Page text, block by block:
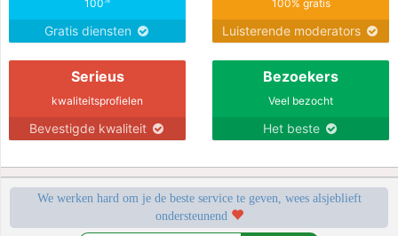
100
Gratis diensten
100% gratis
Luisterende moderators
Serieus
kwaliteitsprofielen
Bevestigde kwaliteit
Bezoekers
Veel bezocht
Het beste
We werken hard om je de beste service te geven, wees alsjeblieft
ondersteunend